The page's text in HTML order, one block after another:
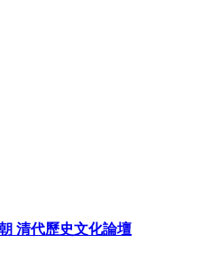
清代歷史文化論壇